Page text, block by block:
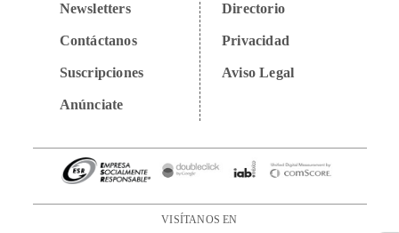
Newsletters
Contáctanos
Suscripciones
Anúnciate
Directorio
Privacidad
Aviso Legal
VISÍTANOS EN